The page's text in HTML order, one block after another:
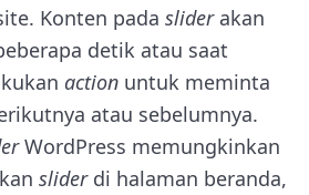
Konten pada slider akan
detik atau saat
action untuk meminta
atau sebelumnya.
WordPress memungkinkan
slider di halaman beranda,